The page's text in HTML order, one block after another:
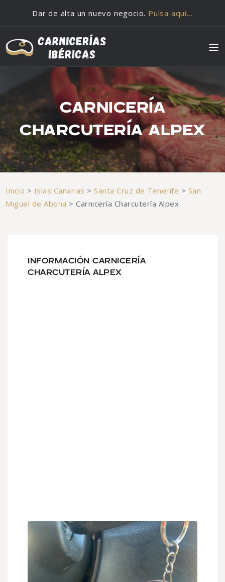
Dar de alta un nuevo negocio. Pulsa aquí…
CARNICERÍA
CHARCUTERÍA ALPEX
Inicio > Islas Canarias >Santa Cruz de Tenerife > San
Miguel de Abona >Carnicería Charcutería Alpex
INFORMACIÓN CARNICERÍA
CHARCUTERÍA ALPEX